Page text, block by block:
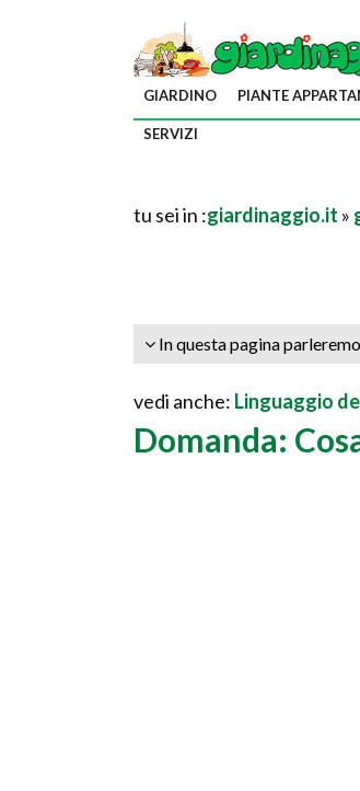
GIARDINO PIANTE
SERVIZI
tu sei in :giardinaggio.it »
In questa pagina
vedi anche: Linguaggio
Domanda: